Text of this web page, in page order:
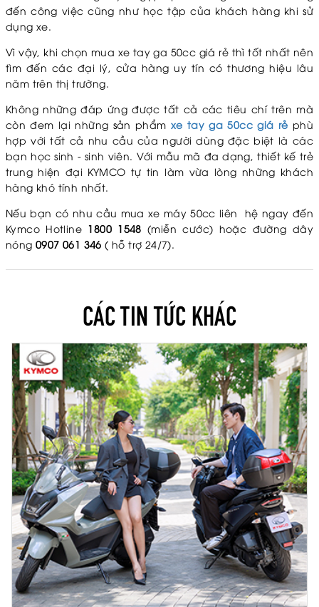
đến công việc cũng như học tập của khách hàng khi sử
dụng xe.
Vì vậy, khi chọn mua xe tay ga 50cc giá rẻ thì tốt nhất nên
tìm đến các đại lý, cửa hàng uy tín có thương hiệu lâu
năm trên thị trường.
Không những đáp ứng được tất cả các tiêu chí trên mà
còn đem lại những sản phẩm xe tay ga 50cc giá rẻ phù
hợp với tất cả nhu cầu của người dùng đặc biệt là các
bạn học sinh - sinh viên. Với mẫu mã đa dạng, thiết kế trẻ
trung hiện đại KYMCO tự tin làm vừa lòng những khách
hàng khó tính nhất.
Nếu bạn có nhu cầu mua xe máy 50cc liên hệ ngay đến
Kymco Hotline 1800 1548 (miễn cước) hoặc đường dây
nóng 0907 061 346 ( hỗ trợ 24/7).
CÁC TIN TỨC KHÁC